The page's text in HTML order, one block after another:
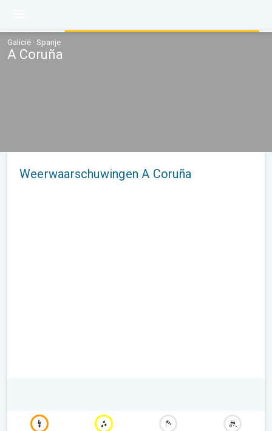
Galicië · Spanje
A Coruña
Weerwaarschuwingen A Coruña